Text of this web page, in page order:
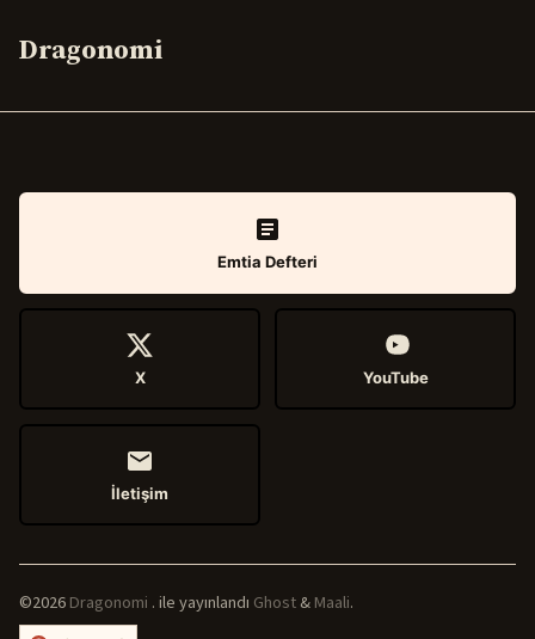
Dragonomi
Emtia Defteri
X YouTube
İletişim
©2026Dragonomi .ile yayınlandı Ghost&Maali.